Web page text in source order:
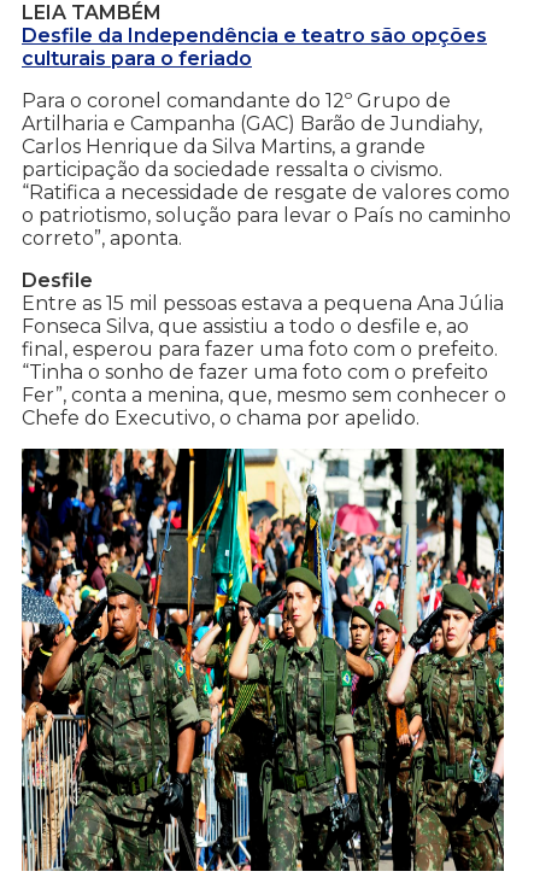
LEIA TAMBÉM
Desfile da Independência e teatro são opções
culturais para o feriado
Para o coronel comandante do 12º Grupo de
Artilharia e Campanha (GAC) Barão de Jundiahy,
Carlos Henrique da Silva Martins, a grande
participação da sociedade ressalta o civismo.
“Ratifica a necessidade de resgate de valores como
o patriotismo, solução para levar o País no caminho
correto”, aponta.
Desfile
Entre as 15 mil pessoas estava a pequena Ana Júlia
Fonseca Silva, que assistiu a todo o desfile e, ao
final, esperou para fazer uma foto com o prefeito.
“Tinha o sonho de fazer uma foto com o prefeito
Fer”, conta a menina, que, mesmo sem conhecer o
Chefe do Executivo, o chama por apelido.